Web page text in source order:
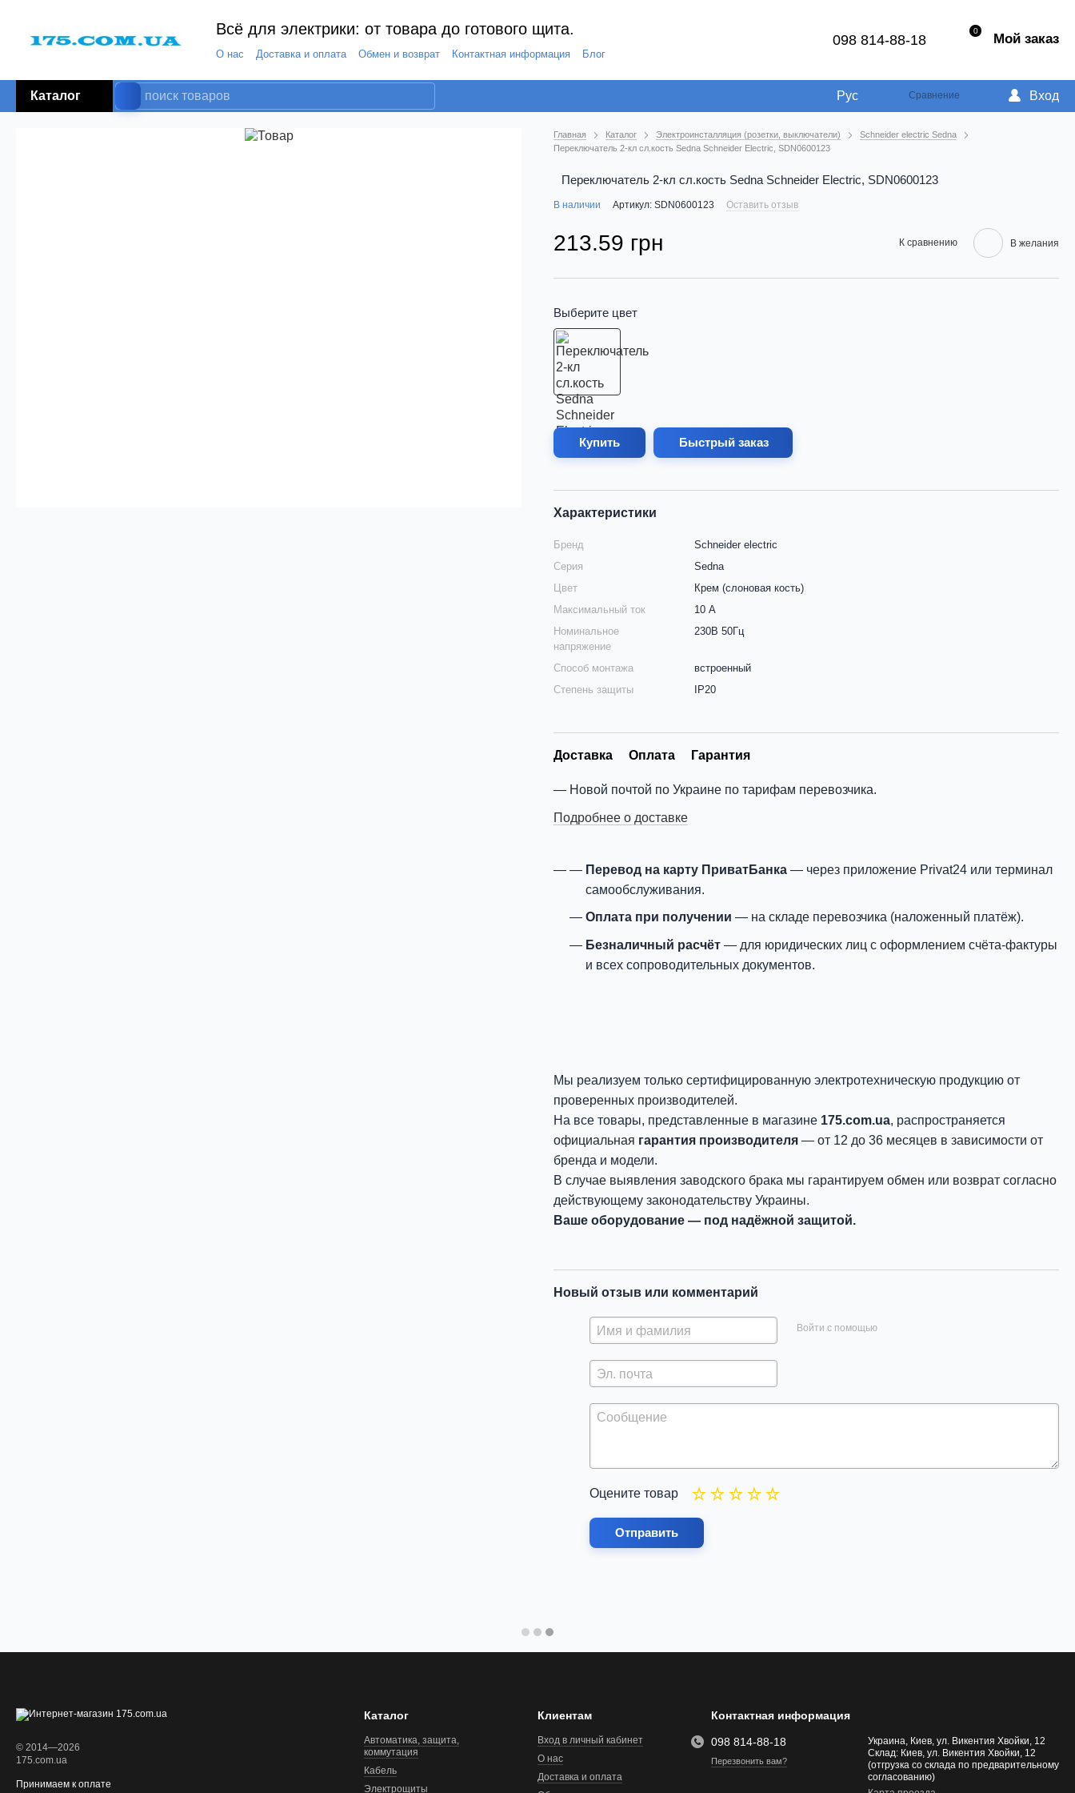
Всё для электрики: от товара до готового щита.
О нас Доставка и оплата Обмен и возврат Контактная информация Блог
098 814-88-18
0 Мой заказ
Каталог Рус Сравнение Вход
Главная Каталог Электроинсталляция (розетки, выключатели)
Schneider electric Sedna
Переключатель 2-кл сл.кость Sedna Schneider Electric, SDN0600123
Переключатель 2-кл сл.кость Sedna Schneider Electric, SDN0600123
В наличии Артикул: SDN0600123 Оставить отзыв
213.59 грн К сравнению В желания
Выберите цвет
Купить Быстрый заказ
Характеристики
Бренд
Schneider electric
Серия
Sedna
Цвет
Крем (слоновая кость)
Максимальный ток
10 А
Номинальное
напряжение
230В 50Гц
Способ монтажа
встроенный
Степень защиты
IP20
Доставка Оплата Гарантия
Новой почтой по Украине по тарифам перевозчика.
Подробнее о доставке
Перевод на карту ПриватБанка — через приложение Privat24 или терминал
самообслуживания.
Оплата при получении — на складе перевозчика (наложенный платёж).
Безналичный расчёт — для юридических лиц с оформлением счёта-фактуры
и всех сопроводительных документов.
Мы реализуем только сертифицированную электротехническую продукцию от
проверенных производителей.
На все товары, представленные в магазине 175.com.ua, распространяется
официальная гарантия производителя — от 12 до 36 месяцев в зависимости от
бренда и модели.
В случае выявления заводского брака мы гарантируем обмен или возврат согласно
действующему законодательству Украины.
Ваше оборудование — под надёжной защитой.
Новый отзыв или комментарий
Войти с помощью
Оцените товар
Отправить
© 2014—2026
175.com.ua
Принимаем к оплате
Каталог
Автоматика, защита,
коммутация
Кабель
Электрощиты
Клиентам
Вход в личный кабинет
О нас
Доставка и оплата
Контактная информация
098 814-88-18
Перезвонить вам?
Украина, Киев, ул. Викентия Хвойки, 12
Склад: Киев, ул. Викентия Хвойки, 12
(отгрузка со склада по предварительному
согласованию)